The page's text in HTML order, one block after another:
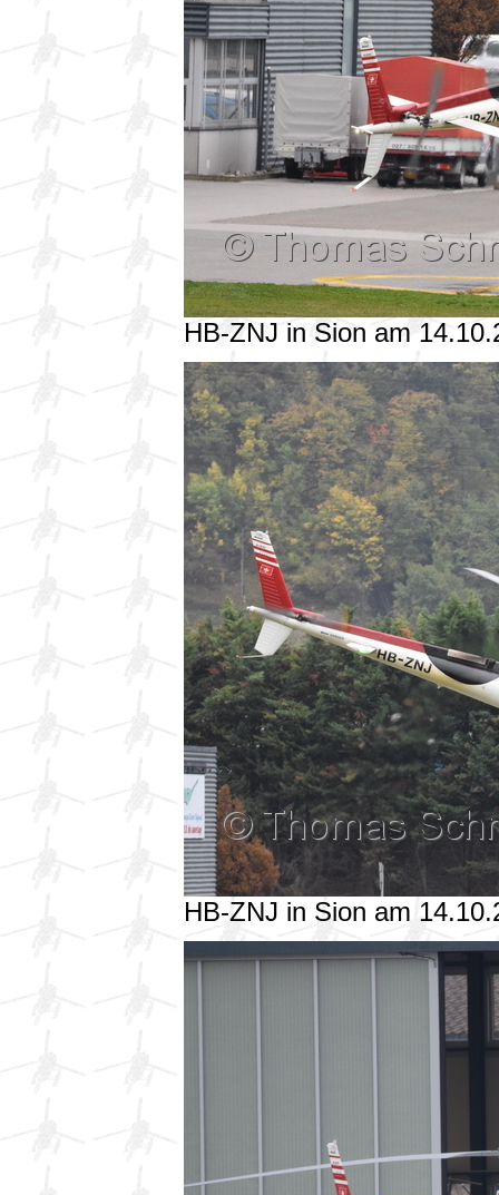
HB-ZNJ in Sion am
HB-ZNJ in Sion am